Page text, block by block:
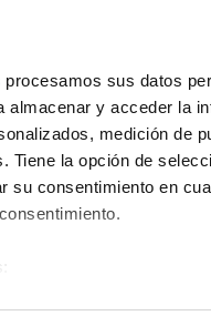
procesamos sus datos
y acceder la
medición de
Tiene la opción de
su consentimiento en
garaje El perelló